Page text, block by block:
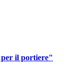
per il portiere"